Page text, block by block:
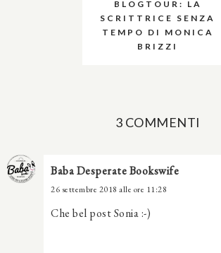
BLOGTOUR: LA
SCRITTRICE SENZA
TEMPO DI MONICA
BRIZZI
3 COMMENTI
Baba Desperate Bookswife
26 settembre 2018 alle ore 11:28
Che bel post Sonia :-)